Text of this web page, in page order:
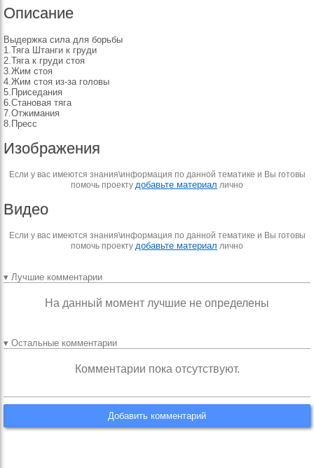
Описание
Выдержка сила для борьбы
1.Тяга Штанги к груди
2.Тяга к груди стоя
3.Жим стоя
4.Жим стоя из-за головы
5.Приседания
6.Становая тяга
7.Отжимания
8.Пресс
Изображения
Если у вас имеются знания\информация по данной тематике и Вы готовы
помочь проекту добавьте материал лично
Видео
Если у вас имеются знания\информация по данной тематике и Вы готовы
помочь проекту добавьте материал лично
▾ Лучшие комментарии
На данный момент лучшие не определены
▾ Остальные комментарии
Комментарии пока отсутствуют.
Добавить комментарий